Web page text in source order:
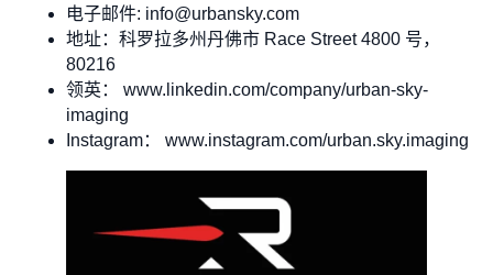
电子邮件: info@urbansky.com
地址：科罗拉多州丹佛市 Race Street 4800 号，
80216
领英： www.linkedin.com/company/urban-sky-
imaging
Instagram： www.instagram.com/urban.sky.imaging